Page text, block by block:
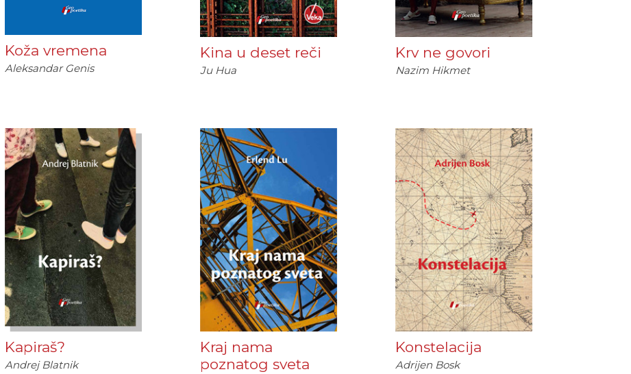
Koža vremena
Aleksandar Genis
Kina u deset reči
Ju Hua
Krv ne govori
Nazim Hikmet
Kapiraš?
Andrej Blatnik
Kraj nama
poznatog sveta
Konstelacija
Adrijen Bosk